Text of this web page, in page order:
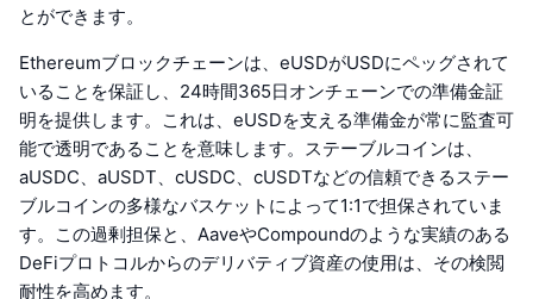
とができます。
Ethereumブロックチェーンは、eUSDがUSDにペッグされて
いることを保証し、24時間365日オンチェーンでの準備金証
明を提供します。これは、eUSDを支える準備金が常に監査可
能で透明であることを意味します。ステーブルコインは、
aUSDC、aUSDT、cUSDC、cUSDTなどの信頼できるステー
ブルコインの多様なバスケットによって1:1で担保されていま
す。この過剰担保と、AaveやCompoundのような実績のある
DeFiプロトコルからのデリバティブ資産の使用は、その検閲
耐性を高めます。